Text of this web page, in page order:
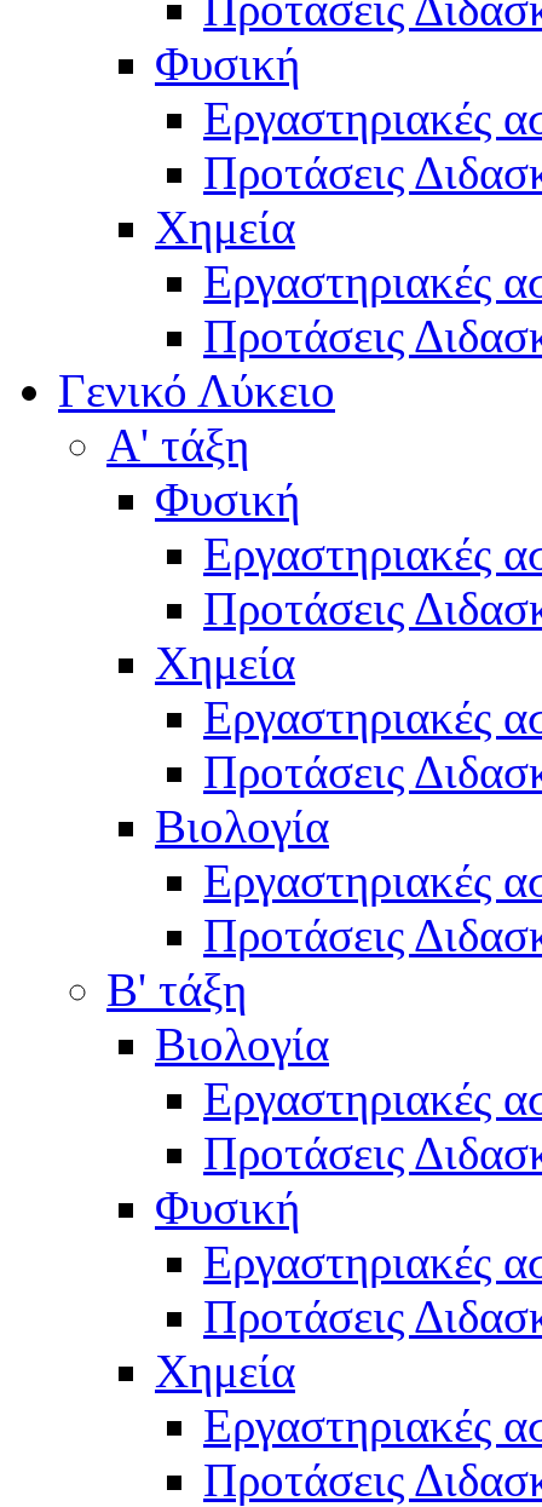
Φυσική
Εργαστηριακές
Προτάσεις
Χημεία
Εργαστηριακές
Προτάσεις
Γενικό Λύκειο
Α' τάξη
Φυσική
Εργαστηριακές
Προτάσεις
Χημεία
Εργαστηριακές
Προτάσεις
Βιολογία
Εργαστηριακές
Προτάσεις
Β' τάξη
Βιολογία
Εργαστηριακές
Προτάσεις
Φυσική
Εργαστηριακές
Προτάσεις
Χημεία
Εργαστηριακές
Προτάσεις